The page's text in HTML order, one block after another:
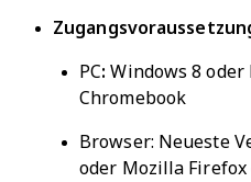
PC: Windows 8 oder
Chromebook
Browser: Neueste
oder Mozilla